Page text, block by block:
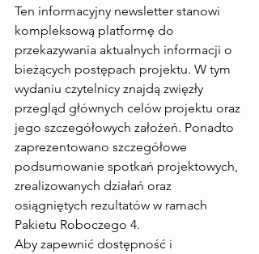
Ten informacyjny newsletter stanowi
kompleksową platformę do
przekazywania aktualnych informacji o
bieżących postępach projektu. W tym
wydaniu czytelnicy znajdą zwięzły
przegląd głównych celów projektu oraz
jego szczegółowych założeń. Ponadto
zaprezentowano szczegółowe
podsumowanie spotkań projektowych,
zrealizowanych działań oraz
osiągniętych rezultatów w ramach
Pakietu Roboczego 4.
Aby zapewnić dostępność i